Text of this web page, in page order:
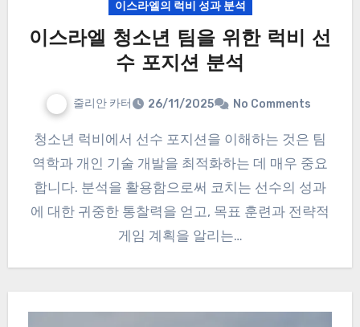
이스라엘의 럭비 성과 분석
이스라엘 청소년 팀을 위한 럭비 선
수 포지션 분석
줄리안 카터 26/11/2025 No Comments
청소년 럭비에서 선수 포지션을 이해하는 것은 팀
역학과 개인 기술 개발을 최적화하는 데 매우 중요
합니다. 분석을 활용함으로써 코치는 선수의 성과
에 대한 귀중한 통찰력을 얻고, 목표 훈련과 전략적
게임 계획을 알리는…